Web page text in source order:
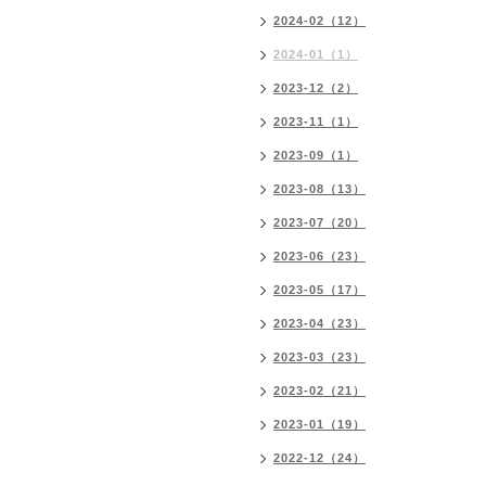
2024-02（12）
2024-01（1）
2023-12（2）
2023-11（1）
2023-09（1）
2023-08（13）
2023-07（20）
2023-06（23）
2023-05（17）
2023-04（23）
2023-03（23）
2023-02（21）
2023-01（19）
2022-12（24）